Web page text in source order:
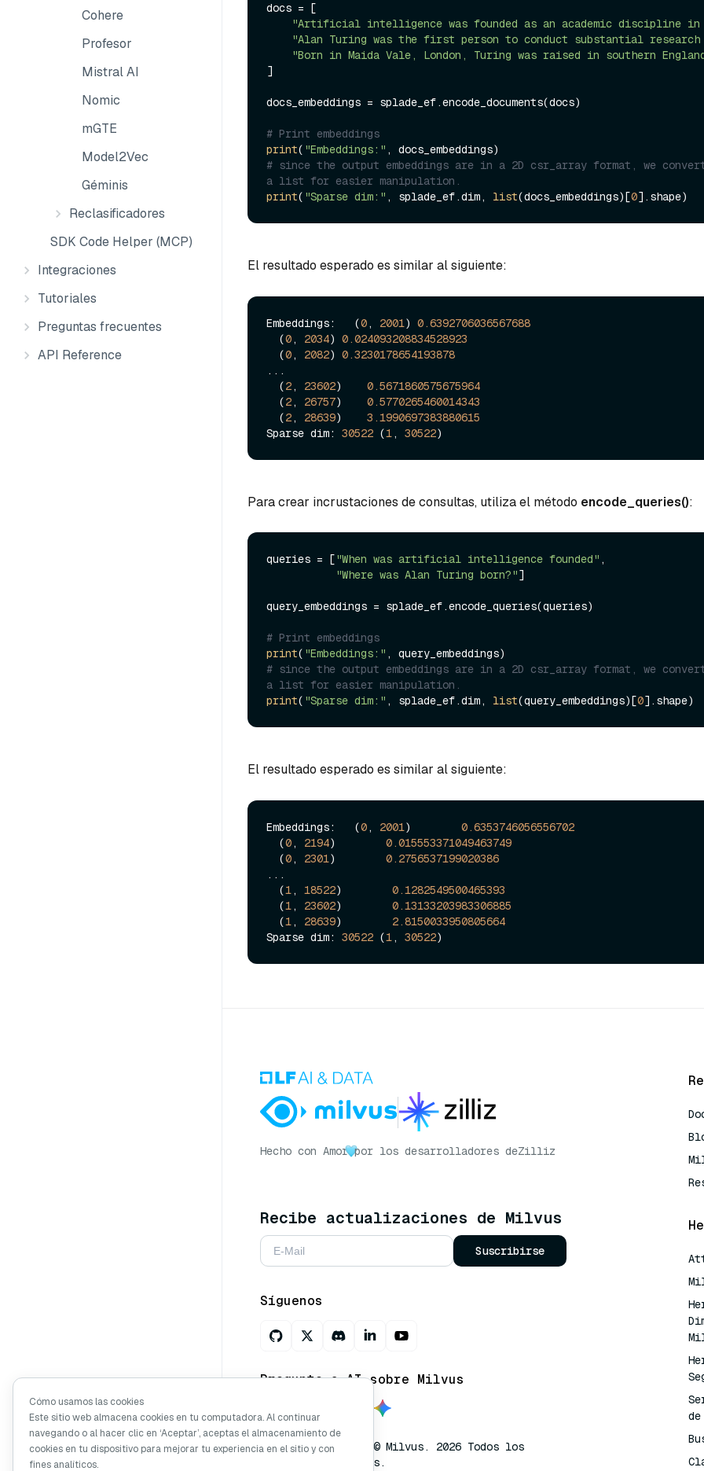
Cohere
Profesor
Mistral AI
Nomic
mGTE
Model2Vec
Géminis
Reclasificadores
SDK Code Helper (MCP)
Integraciones
Tutoriales
Preguntas frecuentes
API Reference
docs = [
"Artificial intelligence was founded as an academic discipline in
"Alan Turing was the first person to conduct substantial
"Born in Maida Vale, London, Turing was raised in southern
]
docs_embeddings = splade_ef.encode_documents(docs)
# Print embeddings
print( "Embeddings:"
# since the output embeddings are in a 2D csr_array format, we
a list for easier manipulation.
print( "Sparse dim:" , splade_ef.dim, list(docs_embeddings)[0
El resultado esperado es similar al siguiente:
Embeddings:   (0, 2001) 0.6392706036567688
  (
0, 2034) 0.024093208834528923
  (
0, 2082) 0.3230178654193878
...
  (
2, 23602) 0.5671860575675964
  (
2, 26757) 0.5770265460014343
  (
2, 28639) 3.1990697383880615
Sparse dim: 30522 (1, 30522
Para crear incrustaciones de consultas, utiliza el método encode_queries():
queries = ["When was artificial intelligence founded" ,
"Where was Alan Turing born?"]
query_embeddings = splade_ef.encode_queries(queries)
# Print embeddings
print( "Embeddings:"
# since the output embeddings are in a 2D csr_array format, we
a list for easier manipulation.
print( "Sparse dim:" , splade_ef.dim, list(query_embeddings)[0
El resultado esperado es similar al siguiente:
Embeddings:   (0, 2001) 0.6353746056556702
  (
0, 2194) 0.015553371049463749
  (
0, 2301) 0.2756537199020386
...
  (
1, 18522) 0.1282549500465393
  (
1, 23602) 0.13133203983306885
  (
1, 28639) 2.8150033950805664
Sparse dim: 30522 (1, 30522
Hecho con Amor por los desarrolladores deZilliz
Recibe actualizaciones de Milvus
Suscribirse
Síguenos
Pregunte a AI sobre Milvus
Derechos de autor © Milvus. 2026 Todos los
derechos reservados.
Cómo usamos las cookies
Este sitio web almacena cookies en tu computadora. Al continuar
navegando o al hacer clic en ‘Aceptar’, aceptas el almacenamiento de
cookies en tu dispositivo para mejorar tu experiencia en el sitio y con
fines analíticos.